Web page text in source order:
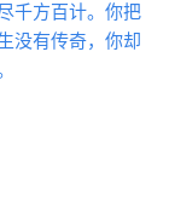
千方百计。你把
没有传奇，你却